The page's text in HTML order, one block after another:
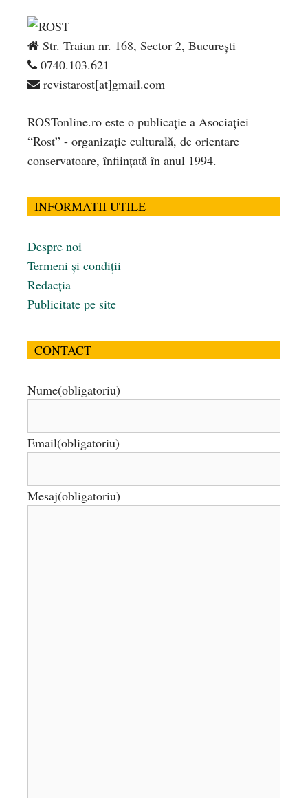
Str. Traian nr. 168, Sector 2, București
0740.103.621
revistarost[at]gmail.com
ROSTonline.ro este o publicaţie a Asociaţiei
“Rost” - organizaţie culturală, de orientare
conservatoare, înfiinţată în anul 1994.
INFORMATII UTILE
Despre noi
Termeni și condiții
Redacția
Publicitate pe site
CONTACT
Nume(obligatoriu)
Email(obligatoriu)
Mesaj(obligatoriu)